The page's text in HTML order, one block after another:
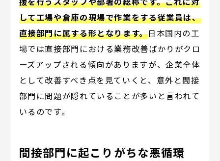
して工場や倉庫の現場で作業をする従業員は、
直接部門に属する形となります。日本国内の工
場では直接部門における業務改善ばかりがクロ
ーズアップされる傾向がありますが、企業全体
として改善すべき点を見ていくと、意外と間接
部門に問題が隠れていることが多いと言われて
いるのです。
間接部門に起こりがちな悪循環